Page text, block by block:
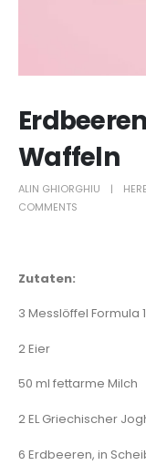
Waffeln
ALIN GHIORGHIU
COMMENTS
Zutaten:
3 Messlöffel Formula
2 Eier
50 ml fettarme Milch
2 EL Griechischer
6 Erdbeeren, in